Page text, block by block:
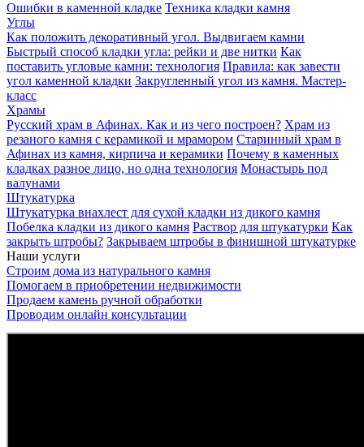
Ошибки в каменной кладке Техника кладки камня
Углы
Как положить декоративный угол. Выдвигаем камни
Быстрый способ кладки угла: рейки и две нитки Как
поставить угловые камни: технология Правила: как завести
угол каменной кладки Закругленный угол из камня. Мастер-
класс
Храмы
Русский храм в Афинах. Как и из чего построен? Храм из
резаного камня c керамикой и мрамором Старинный храм в
Афинах из камня, кирпича и керамики Почему в каменных
кладках разное лицо, но одна технология Монастырь под
валунами
Штукатурка
Штукатурка внахлест для сухой кладки из дикого камня
Побелка кладки из дикого камня Раствор для штукатурки Как
закрыть штробы? Закрываем штробы в финишной штукатурке
Наши услуги
Строим дома из натурального камня
Помогаем в приобретении недвижимости
Продаем камень ручной обработки
Проводим онлайн консультации